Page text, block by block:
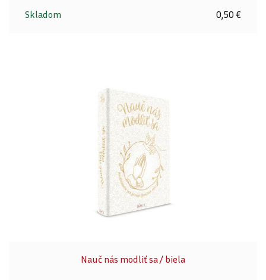
Skladom 0,50 €
Nauč nás modliť sa / biela